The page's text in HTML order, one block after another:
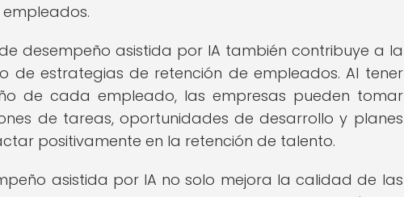
desempeño asistida por IA también contribuye a la
de estrategias de retención de empleados. Al tener
de cada empleado, las empresas pueden tomar
de tareas, oportunidades de desarrollo y planes
positivamente en la retención de talento.
asistida por IA no solo mejora la calidad de las